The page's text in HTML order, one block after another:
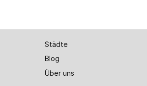
Städte
Blog
Über uns